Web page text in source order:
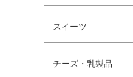
スイーツ
チーズ・乳製品